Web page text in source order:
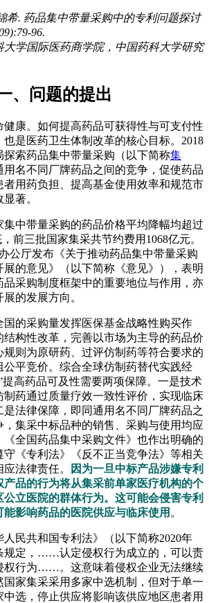
希. 药品集中带量采购中的专利问题探讨
96.
大学国际医药商学院，中国药科大学研究
、问题的提出
康。如何提高药品可获得性与可支付性
是医药卫生体制改革的核心目标。2018
探索药品集中带量采购（以下简称集
用名不同厂牌药品之间的竞争，促使药品
者用药负担、提高基金使用效率和规范市
著。
中带量采购的药品价格平均降幅均超过
前三批国家集采共节约费用1068亿元。
公厅发布《关于推动药品集中带量采购
展的意见》（以下简称《意见》），表明
品采购制度框架中的重要地位与作用，亦
的发展方向。
国的采购量发挥医保基金战略性购买作
结构性改革，完善以市场为主导的药品价
则为原研药、过评仿制药等符合要求的
公平竞价。综合全球仿制药替代实践经
提高药品可及性需要两项保障。一是技术
制药通过质量疗效一致性评价，实现临床
是法律保障，即同通用名不同厂牌药品之
，集采中标品种的销售、采购与使用均应
《全国药品集中采购文件》也作出明确的
《专利法》《反不正当竞争法》等相关
法律责任。
因为一旦中标产品涉嫌专利
产品的行为将从集采前单家医疗机构的个
立医院的群体行为。这可能会侵害专利
影响药品的医院供应与临床使用 。
人民共和国专利法》（以下简称2020年
规定，……认定侵权行为成立的，可以责
权行为……。这意味着侵权企业无法继续
家集采采用多家中选机制，但对于单一
选，停止供应将影响该供应地区患者用